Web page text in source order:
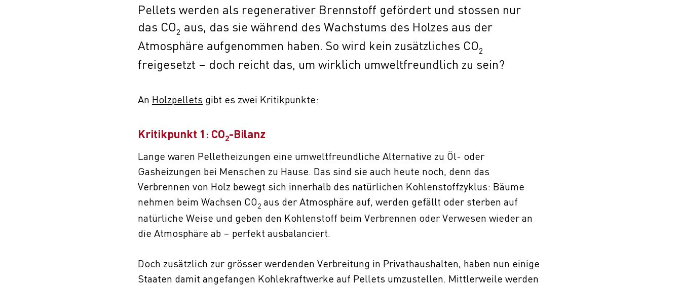
Pellets werden als regenerativer Brennstoff gefördert und stossen nur
das CO2 aus, das sie während des Wachstums des Holzes aus der
Atmosphäre aufgenommen haben. So wird kein zusätzliches CO2
freigesetzt – doch reicht das, um wirklich umweltfreundlich zu sein?
An Holzpellets gibt es zwei Kritikpunkte:
Kritikpunkt 1: CO2-Bilanz
Lange waren Pelletheizungen eine umweltfreundliche Alternative zu Öl- oder
Gasheizungen bei Menschen zu Hause. Das sind sie auch heute noch, denn das
Verbrennen von Holz bewegt sich innerhalb des natürlichen Kohlenstoffzyklus: Bäume
nehmen beim Wachsen CO2 aus der Atmosphäre auf, werden gefällt oder sterben auf
natürliche Weise und geben den Kohlenstoff beim Verbrennen oder Verwesen wieder an
die Atmosphäre ab – perfekt ausbalanciert.
Doch zusätzlich zur grösser werdenden Verbreitung in Privathaushalten, haben nun einige
Staaten damit angefangen Kohlekraftwerke auf Pellets umzustellen. Mittlerweile werden